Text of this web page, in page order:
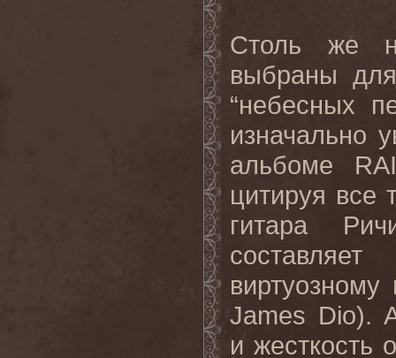
Столь же
выбраны
“небесных
изначально
альбоме
цитируя все
гитара
James Dio).
и жесткость